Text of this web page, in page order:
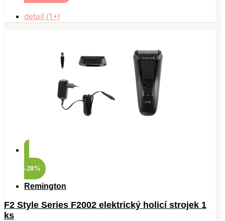
detail (1+)
-20%
Remington
F2 Style Series F2002 elektrický holicí strojek 1
ks